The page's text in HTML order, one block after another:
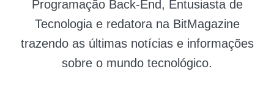
Programação Back-End, Entusiasta de
Tecnologia e redatora na BitMagazine
trazendo as últimas notícias e informações
sobre o mundo tecnológico.